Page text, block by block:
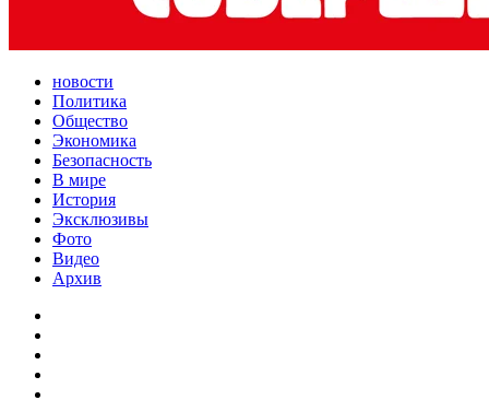
новости
Политика
Общество
Экономика
Безопасность
В мире
История
Эксклюзивы
Фото
Видео
Архив